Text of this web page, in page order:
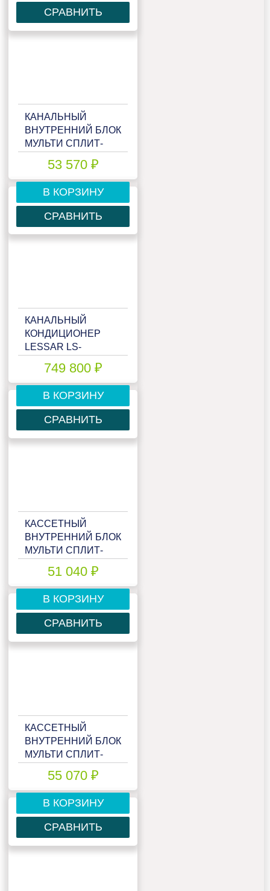
СРАВНИТЬ
КАНАЛЬНЫЙ
ВНУТРЕННИЙ БЛОК
МУЛЬТИ СПЛИТ-
EMAGIC LS-
MHE18DVE2
53 570 ₽
В КОРЗИНУ
СРАВНИТЬ
КАНАЛЬНЫЙ
КОНДИЦИОНЕР
LESSAR LS-
HE96DTA4
749 800 ₽
В КОРЗИНУ
СРАВНИТЬ
КАССЕТНЫЙ
ВНУТРЕННИЙ БЛОК
МУЛЬТИ СПЛИТ-
EMAGIC LS-
MHE12BVE2/LZ-
B4COBA
51 040 ₽
В КОРЗИНУ
СРАВНИТЬ
КАССЕТНЫЙ
ВНУТРЕННИЙ БЛОК
МУЛЬТИ СПЛИТ-
EMAGIC LS-
MHE18BVE2/LZ-
B4COBA
55 070 ₽
В КОРЗИНУ
СРАВНИТЬ